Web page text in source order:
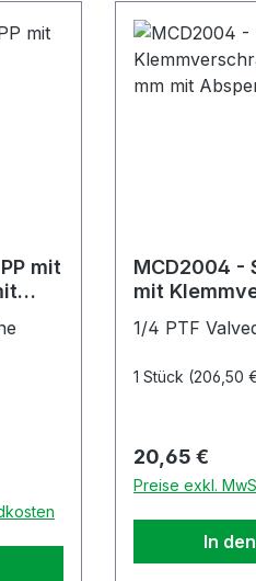
mit
MCD2004 -
mit
1/4 PTF
1 Stück (206,50
Regulärer
20,65 €
Preise exkl.
In